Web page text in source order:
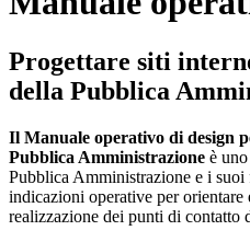
Progettare siti
della Pubblica
Il Manuale operativo di design
Pubblica Amministrazione è
Pubblica Amministrazione e i
indicazioni operative per
realizzazione dei punti di contatto